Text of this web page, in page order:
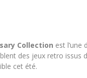
Collection est
des jeux retro issus
cet été.